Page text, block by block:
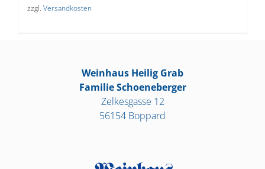
zzgl. Versandkosten
Weinhaus Heilig Grab
Familie Schoeneberger
Zelkesgasse 12
56154 Boppard